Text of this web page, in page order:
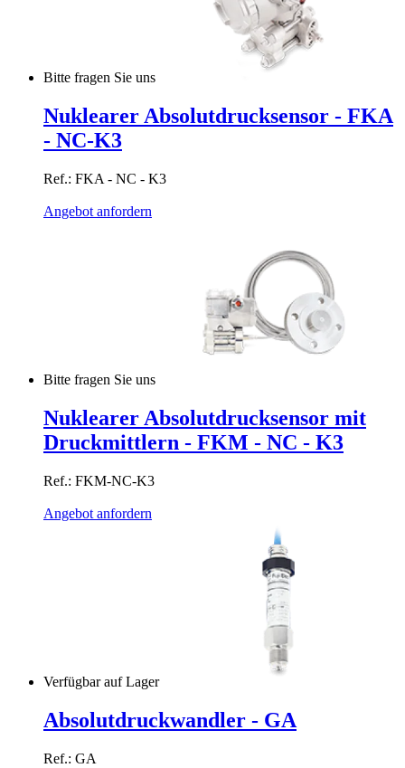
Bitte fragen Sie uns
Nuklearer Absolutdrucksensor - FKA
- NC-K3
Ref.: FKA - NC - K3
Angebot anfordern
Bitte fragen Sie uns
Nuklearer Absolutdrucksensor mit
Druckmittlern - FKM - NC - K3
Ref.: FKM-NC-K3
Angebot anfordern
Verfügbar auf Lager
Absolutdruckwandler - GA
Ref.: GA